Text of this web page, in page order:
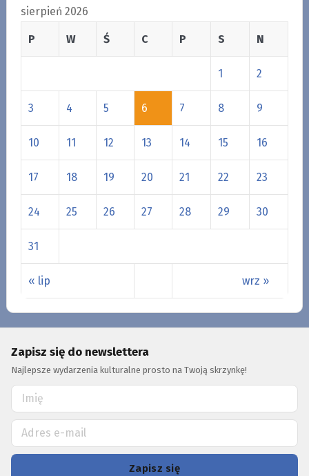
sierpień 2026
P W Ś C P S N
« lip wrz »
1 2
3 4 5 6 7 8 9
10 11 12 13 14 15 16
17 18 19 20 21 22 23
24 25 26 27 28 29 30
31
Zapisz się do newslettera
Najlepsze wydarzenia kulturalne prosto na Twoją skrzynkę!
Zapisz się